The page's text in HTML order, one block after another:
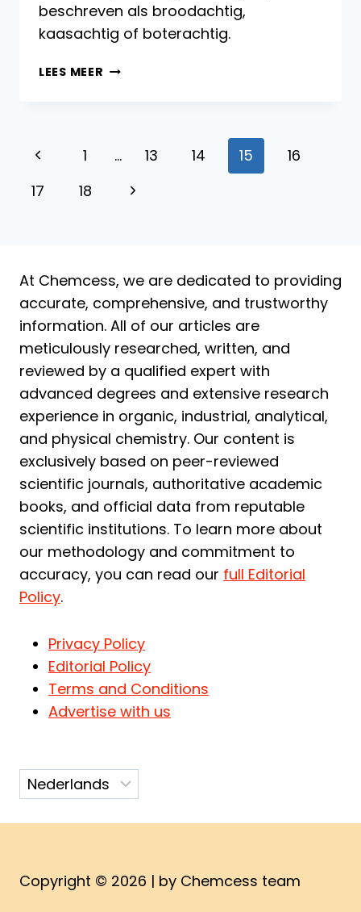
beschreven als broodachtig,
kaasachtig of boterachtig.
LEES MEER BUTANAL:
Paginanavigatie
Vorige
pagina
1 … 13 14 15
16
17
18
Volgende
At Chemcess, we are dedicated to providing
accurate, comprehensive, and trustworthy
information. All of our articles are
meticulously researched, written, and
reviewed by a qualified expert with
advanced degrees and extensive research
experience in organic, industrial, analytical,
and physical chemistry. Our content is
exclusively based on peer-reviewed
scientific journals, authoritative academic
books, and official data from reputable
scientific institutions. To learn more about
our methodology and commitment to
accuracy, you can read our full Editorial
Policy.
Privacy Policy
Editorial Policy
Terms and Conditions
Advertise with us
Kies
een
taal
Copyright © 2026 | by Chemcess team